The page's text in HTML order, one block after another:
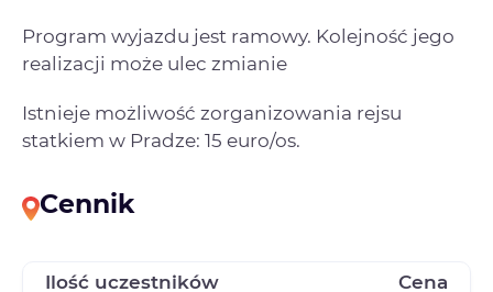
Program wyjazdu jest ramowy. Kolejność jego
realizacji może ulec zmianie
Istnieje możliwość zorganizowania rejsu
statkiem w Pradze: 15 euro/os.
Cennik
Ilość uczestników Cena